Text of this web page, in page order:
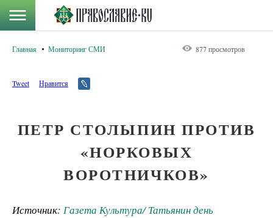
Главная Мониторинг СМИ 877 просмотров
Tweet Нравится
ПЕТР СТОЛЫПИН ПРОТИВ
«НОРКОВЫХ
ВОРОТНИЧКОВ»
Источник: Газета Культура/ Татьянин день